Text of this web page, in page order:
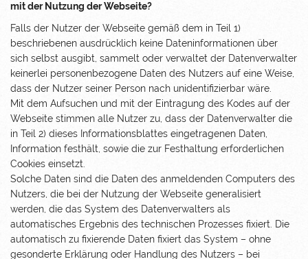
mit der Nutzung der Webseite?
Falls der Nutzer der Webseite gemäß dem in Teil 1)
beschriebenen ausdrücklich keine Dateninformationen über
sich selbst ausgibt, sammelt oder verwaltet der Datenverwalter
keinerlei personenbezogene Daten des Nutzers auf eine Weise,
dass der Nutzer seiner Person nach unidentifizierbar wäre.
Mit dem Aufsuchen und mit der Eintragung des Kodes auf der
Webseite stimmen alle Nutzer zu, dass der Datenverwalter die
in Teil 2) dieses Informationsblattes eingetragenen Daten,
Information festhält, sowie die zur Festhaltung erforderlichen
Cookies einsetzt.
Solche Daten sind die Daten des anmeldenden Computers des
Nutzers, die bei der Nutzung der Webseite generalisiert
werden, die das System des Datenverwalters als
automatisches Ergebnis des technischen Prozesses fixiert. Die
automatisch zu fixierende Daten fixiert das System – ohne
gesonderte Erklärung oder Handlung des Nutzers – bei